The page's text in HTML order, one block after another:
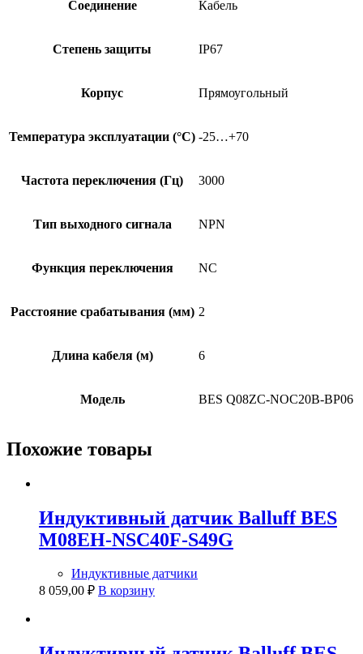
Соединение Кабель
Степень защиты IP67
Корпус Прямоугольный
Температура эксплуатации (°C) -25…+70
Частота переключения (Гц) 3000
Тип выходного сигнала NPN
Функция переключения NC
Расстояние срабатывания (мм) 2
Длина кабеля (м) 6
Модель BES Q08ZC-NOC20B-BP06
Похожие товары
Индуктивный датчик Balluff BES
M08EH-NSC40F-S49G
Индуктивные датчики
8 059,00 ₽ В корзину